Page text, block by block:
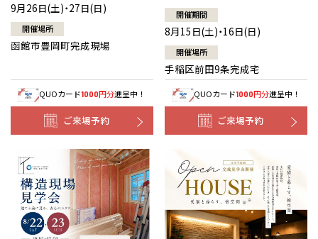
9月26日(土)・27日(日)
開催場所
函館市豊岡町完成現場
QUOカード1000円分進呈中！
ご来場予約
開催期間
8月15日(土)・16日(日)
開催場所
手稲区前田9条完成宅
QUOカード1000円分進呈中！
ご来場予約
全国の展示場
お近くのイベント